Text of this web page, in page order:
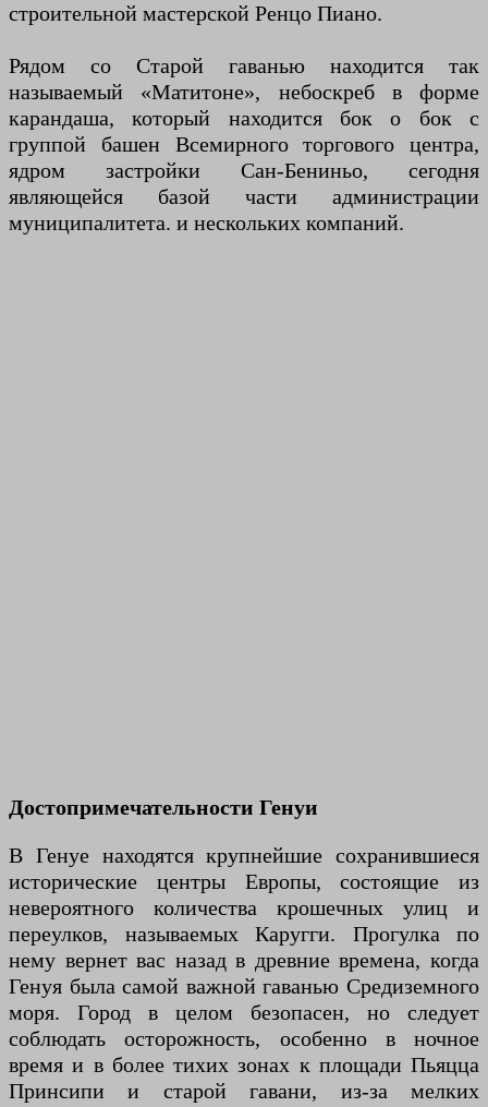
строительной мастерской Ренцо Пиано.
Рядом со Старой гаванью находится так
называемый «Матитоне», небоскреб в форме
карандаша, который находится бок о бок с
группой башен Всемирного торгового центра,
ядром застройки Сан-Бениньо, сегодня
являющейся базой части администрации
муниципалитета. и нескольких компаний.
Достопримечательности Генуи
В Генуе находятся крупнейшие сохранившиеся
исторические центры Европы, состоящие из
невероятного количества крошечных улиц и
переулков, называемых Каругги. Прогулка по
нему вернет вас назад в древние времена, когда
Генуя была самой важной гаванью Средиземного
моря. Город в целом безопасен, но следует
соблюдать осторожность, особенно в ночное
время и в более тихих зонах к площади Пьяцца
Принсипи и старой гавани, из-за мелких